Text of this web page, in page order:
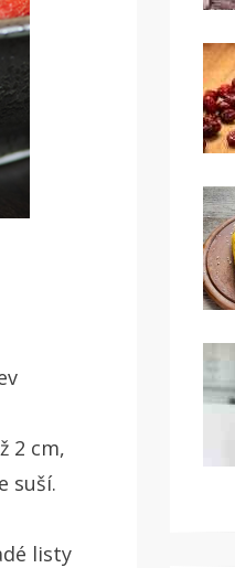
2 cm,
suší.
listy